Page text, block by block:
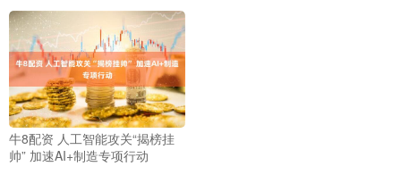
牛8配资 人工智能攻关“揭榜挂
帅” 加速AI+制造专项行动